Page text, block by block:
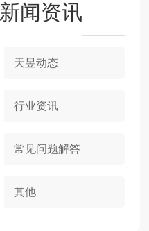
新闻资讯
天昱动态
行业资讯
常见问题解答
其他